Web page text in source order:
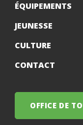
ÉQUIPEMENTS
JEUNESSE
CULTURE
CONTACT
OFFICE DE